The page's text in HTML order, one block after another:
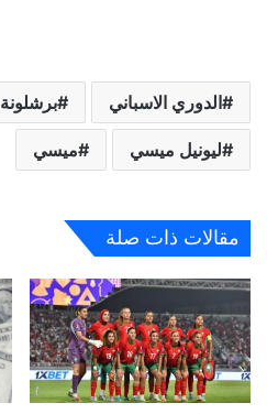
الدوري الاسباني برشلونة
ليونيل ميسي ميسي
مقالات ذات صلة